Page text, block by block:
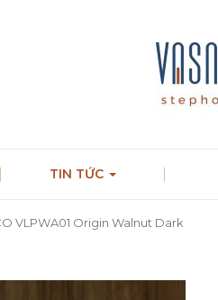
TIN TỨC
VLPWA01 Origin Walnut Dark